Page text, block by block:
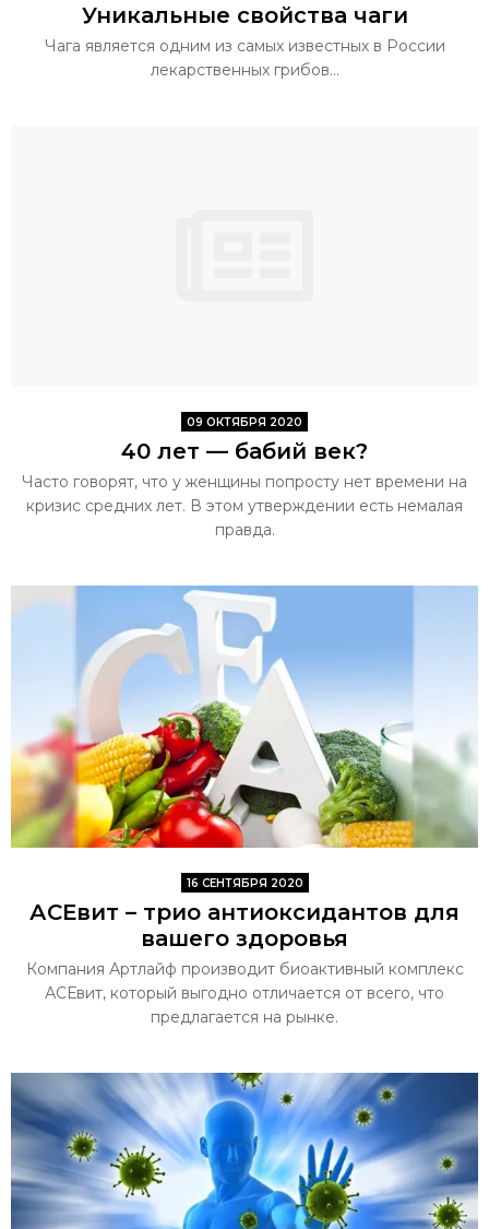
Уникальные свойства чаги
Чага является одним из самых известных в России
лекарственных грибов...
09 ОКТЯБРЯ 2020
40 лет — бабий век?
Часто говорят, что у женщины по­просту нет времени на
кризис средних лет. В этом утверждении есть немалая
правда.
16 СЕНТЯБРЯ 2020
АСЕвит – трио антиоксидантов для
вашего здоровья
Компания Артлайф производит биоактивный комплекс
АСЕвит, который выгодно отличается от всего, что
предлагается на рынке.